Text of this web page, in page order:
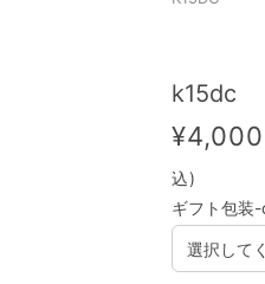
k15dc
¥4,000
込)
ギフト包装-